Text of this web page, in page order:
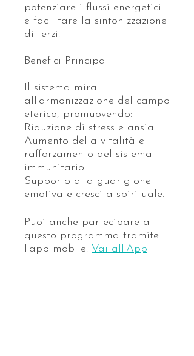
potenziare i flussi energetici
e facilitare la sintonizzazione
di terzi.
Benefici Principali
Il sistema mira
all'armonizzazione del campo
eterico, promuovendo:
Riduzione di stress e ansia.
Aumento della vitalità e
rafforzamento del sistema
immunitario.
Supporto alla guarigione
Puoi anche partecipare a
questo programma tramite
l'app mobile. Vai all'App